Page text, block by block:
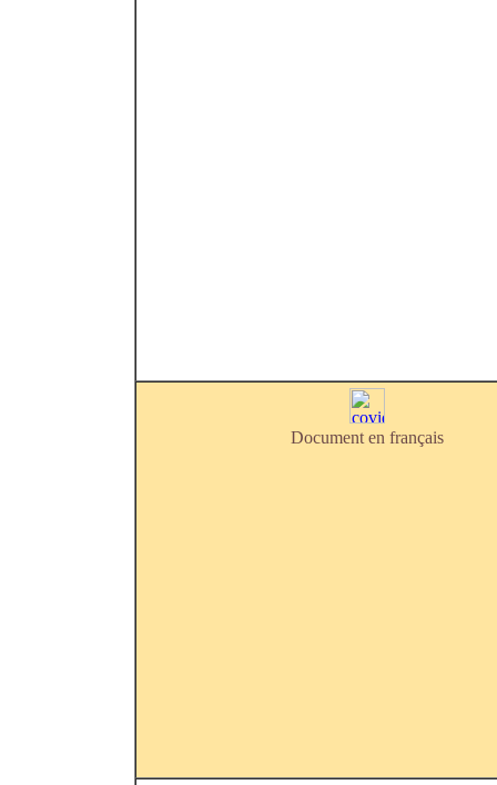
Document en français